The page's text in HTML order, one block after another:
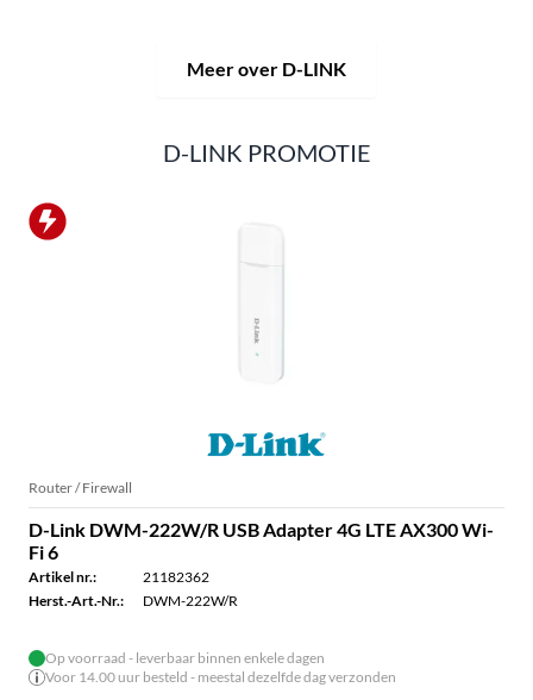
Meer over D-LINK
D-LINK PROMOTIE
Router / Firewall
D-Link DWM-222W/R USB Adapter 4G LTE AX300 Wi-
Fi 6
Artikel nr.:
21182362
Herst.-Art.-Nr.:
DWM-222W/R
Op voorraad - leverbaar binnen enkele dagen
Voor 14.00 uur besteld - meestal dezelfde dag verzonden